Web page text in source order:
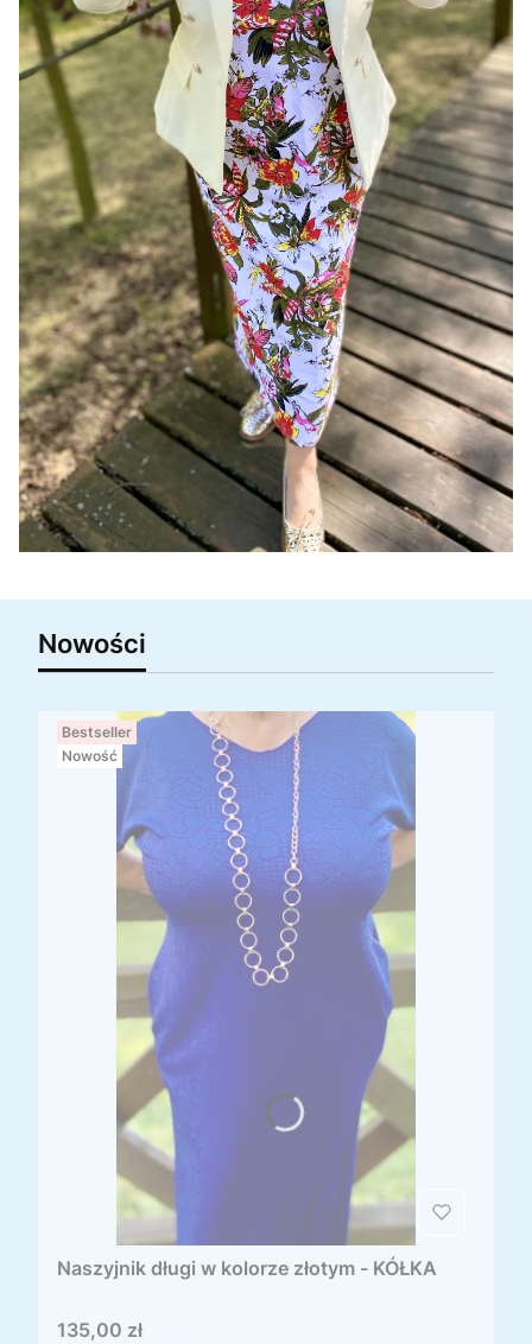
Nowości
Bestseller
Nowość
Naszyjnik długi w kolorze złotym - KÓŁKA
Cena
135,00 zł